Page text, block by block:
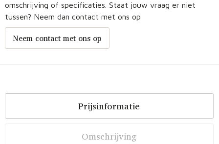
omschrijving of specificaties. Staat jouw vraag er niet
tussen? Neem dan contact met ons op
Neem contact met ons op
Prijsinformatie
Omschrijving